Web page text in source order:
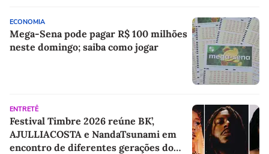
ECONOMIA
Mega-Sena pode pagar R$ 100 milhões
neste domingo; saiba como jogar
ENTRETÊ
Festival Timbre 2026 reúne BK’,
AJULLIACOSTA e NandaTsunami em
encontro de diferentes gerações do